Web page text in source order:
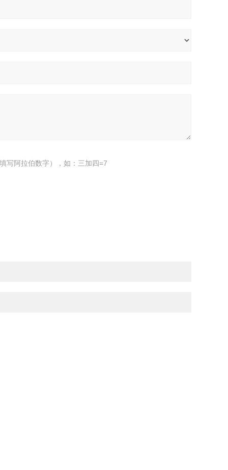
写阿拉伯数字），如：三加四=7